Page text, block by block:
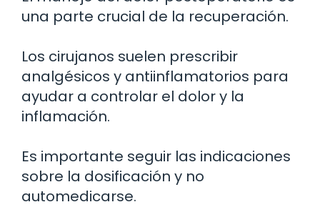
una parte crucial de la recuperación.
Los cirujanos suelen prescribir
analgésicos y antiinflamatorios para
ayudar a controlar el dolor y la
inflamación.
Es importante seguir las indicaciones
sobre la dosificación y no
automedicarse.